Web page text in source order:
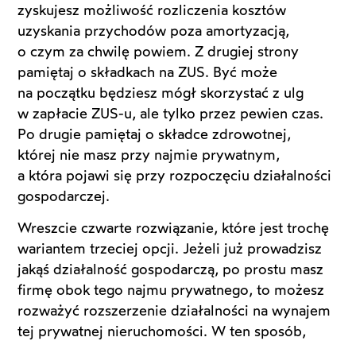
zyskujesz możliwość rozliczenia kosztów
uzyskania przychodów poza amortyzacją,
o czym za chwilę powiem. Z drugiej strony
pamiętaj o składkach na ZUS. Być może
na początku będziesz mógł skorzystać z ulg
w zapłacie ZUS-u, ale tylko przez pewien czas.
Po drugie pamiętaj o składce zdrowotnej,
której nie masz przy najmie prywatnym,
a która pojawi się przy rozpoczęciu działalności
gospodarczej.
Wreszcie czwarte rozwiązanie, które jest trochę
wariantem trzeciej opcji. Jeżeli już prowadzisz
jakąś działalność gospodarczą, po prostu masz
firmę obok tego najmu prywatnego, to możesz
rozważyć rozszerzenie działalności na wynajem
tej prywatnej nieruchomości. W ten sposób,